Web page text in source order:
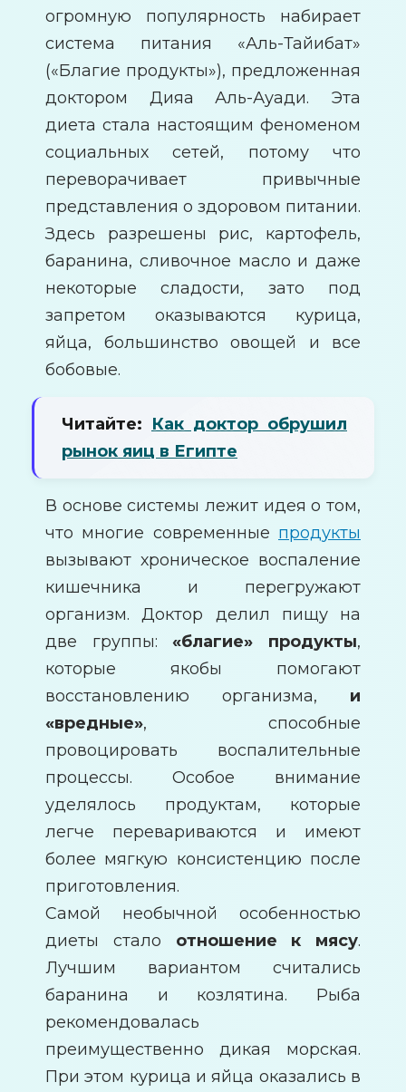
огромную популярность набирает
система питания «Аль-Тайибат»
(«Благие продукты»), предложенная
доктором Дияа Аль-Ауади. Эта
диета стала настоящим феноменом
социальных сетей, потому что
переворачивает привычные
представления о здоровом питании.
Здесь разрешены рис, картофель,
баранина, сливочное масло и даже
некоторые сладости, зато под
запретом оказываются курица,
яйца, большинство овощей и все
бобовые.
Читайте: Как доктор обрушил
рынок яиц в Египте
В основе системы лежит идея о том,
что многие современные продукты
вызывают хроническое воспаление
кишечника и перегружают
организм. Доктор делил пищу на
две группы:«благие» продукты,
которые якобы помогают
восстановлению организма, и
«вредные», способные
провоцировать воспалительные
процессы. Особое внимание
уделялось продуктам, которые
легче перевариваются и имеют
более мягкую консистенцию после
приготовления.
Самой необычной особенностью
диеты стало отношение к мясу.
Лучшим вариантом считались
баранина и козлятина. Рыба
рекомендовалась
преимущественно дикая морская.
При этом курица и яйца оказались в